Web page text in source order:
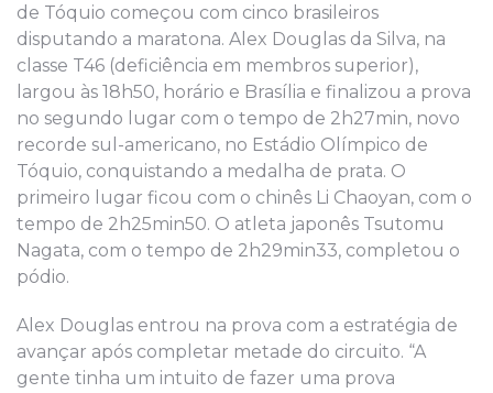
de Tóquio começou com cinco brasileiros
disputando a maratona. Alex Douglas da Silva, na
classe T46 (deficiência em membros superior),
largou às 18h50, horário e Brasília e finalizou a prova
no segundo lugar com o tempo de 2h27min, novo
recorde sul-americano, no Estádio Olímpico de
Tóquio, conquistando a medalha de prata. O
primeiro lugar ficou com o chinês Li Chaoyan, com o
tempo de 2h25min50. O atleta japonês Tsutomu
Nagata, com o tempo de 2h29min33, completou o
pódio.
Alex Douglas entrou na prova com a estratégia de
avançar após completar metade do circuito. “A
gente tinha um intuito de fazer uma prova